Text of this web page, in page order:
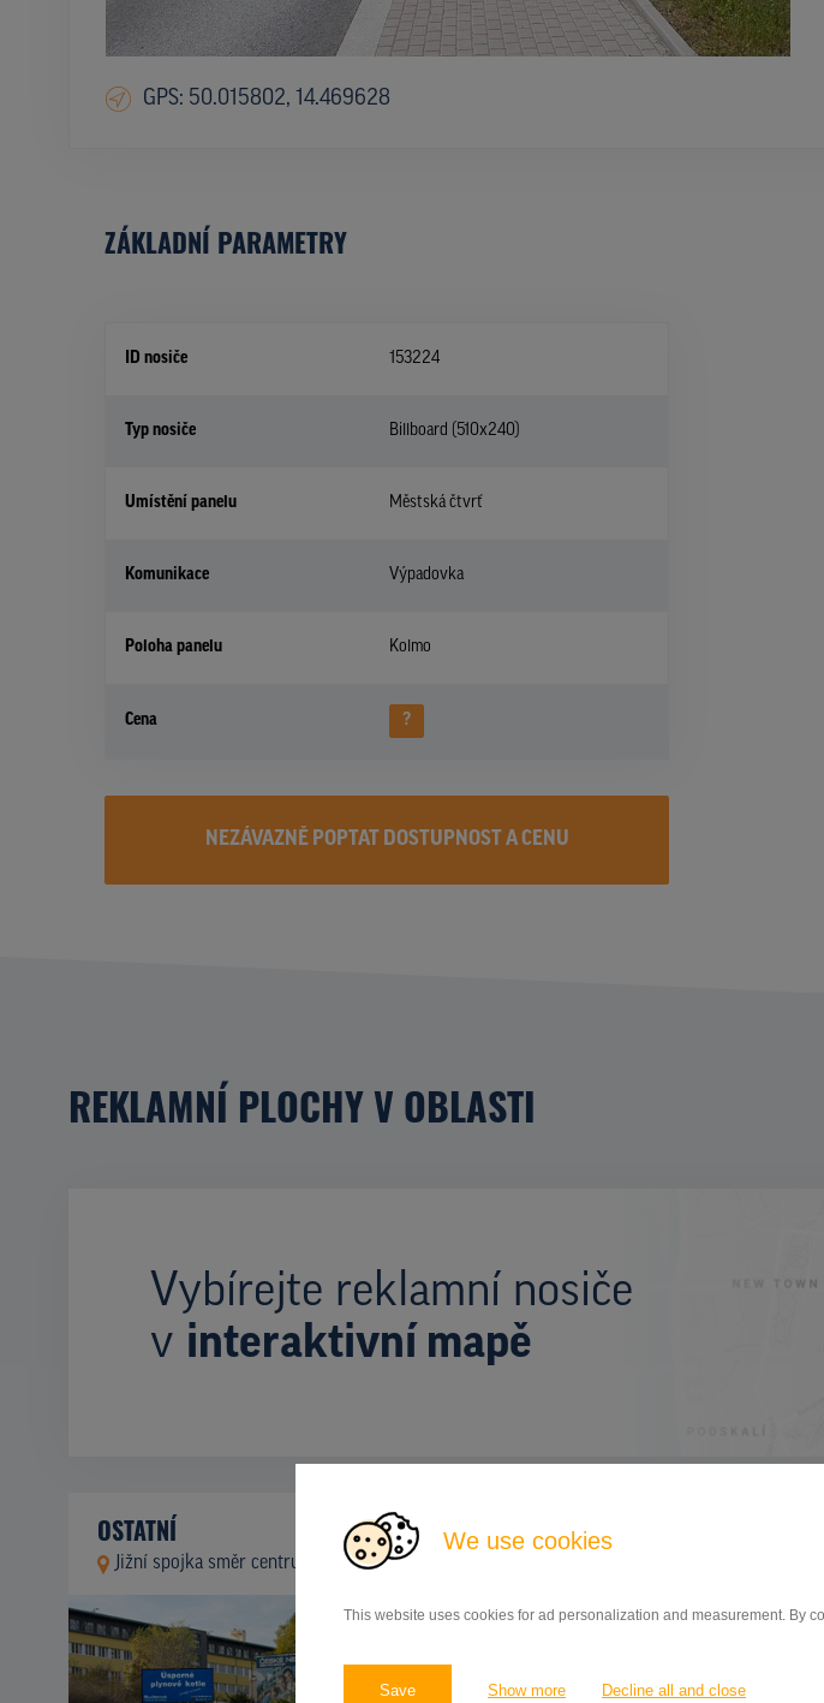
We use cookies
This website uses cookies for ad personalization and measurement. By
Save Show more Decline all and close
GPS: 50.015802, 14.469628
ZÁKLADNÍ PARAMETRY
ID nosiče 153224
Typ nosiče Billboard (510x240)
Umístění panelu Městská čtvrť
Komunikace Výpadovka
Poloha panelu Kolmo
Cena ?
NEZÁVAZNĚ POPTAT DOSTUPNOST A CENU
REKLAMNÍ PLOCHY V OBLASTI
Vybírejte reklamní nosiče
v interaktivní mapě
OSTATNÍ
Jižní spojka směr centrum, Praha 4
BILLBOARD